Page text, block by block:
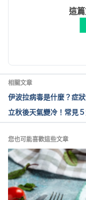
https://
https://
4gEI_hylA
國內類鼻疽疫情五
相關症狀請速就醫
https://
2024.
類鼻疽之照護（臺
黃欣妍這
相關文章
伊波拉病毒是什麼？症
立秋後天氣變冷！常見
您也可能喜歡這些文章